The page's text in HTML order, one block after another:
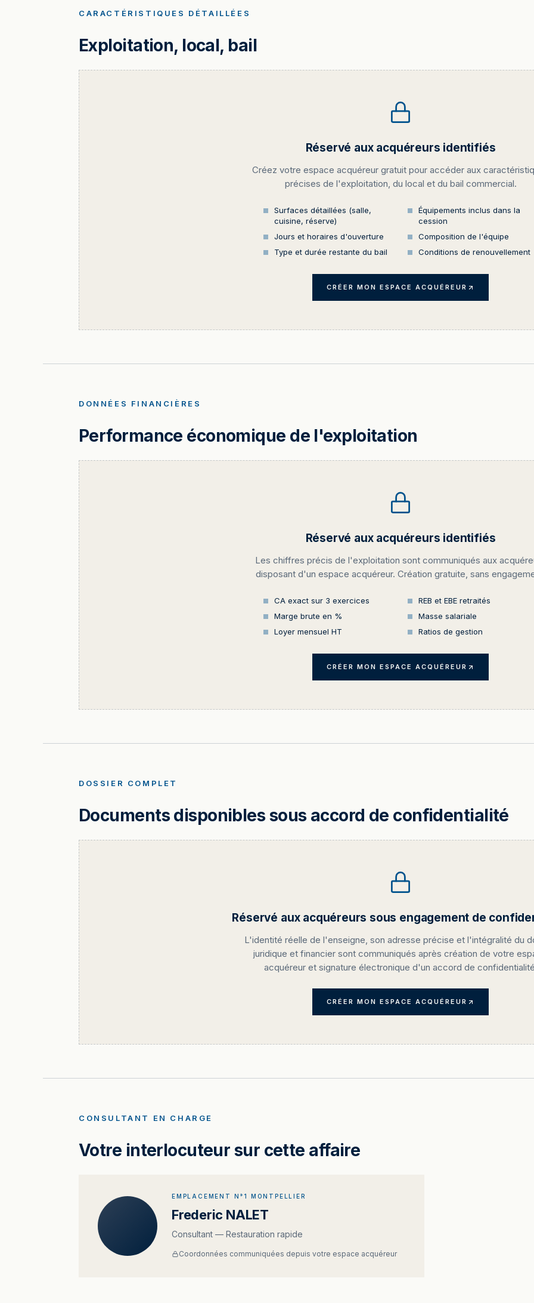
CARACTÉRISTIQUES DÉTAILLÉES
Exploitation, local, bail
Réservé aux acquéreurs identifiés
Créez votre espace acquéreur gratuit pour accéder aux
précises de l'exploitation, du local et du bail commercial.
Surfaces détaillées (salle,
cuisine, réserve)
Équipements inclus dans la
cession
Jours et horaires d'ouverture
Composition de l'équipe
Type et durée restante du bail
Conditions de renouvellement
CRÉER MON ESPACE ACQUÉREUR
DONNÉES FINANCIÈRES
Performance économique de l'exploitation
Réservé aux acquéreurs identifiés
Les chiffres précis de l'exploitation sont communiqués aux
disposant d'un espace acquéreur. Création gratuite, sans
CA exact sur 3 exercices
REB et EBE retraités
Marge brute en %
Masse salariale
Loyer mensuel HT
Ratios de gestion
CRÉER MON ESPACE ACQUÉREUR
DOSSIER COMPLET
Documents disponibles sous accord de confidentialité
Réservé aux acquéreurs sous engagement de
L'identité réelle de l'enseigne, son adresse précise et l'intégralité du
juridique et financier sont communiqués après création de votre
acquéreur et signature électronique d'un accord de
CRÉER MON ESPACE ACQUÉREUR
CONSULTANT EN CHARGE
Votre interlocuteur sur cette affaire
EMPLACEMENT N°1 MONTPELLIER
Frederic NALET
Consultant — Restauration rapide
Coordonnées communiquées depuis votre espace acquéreur